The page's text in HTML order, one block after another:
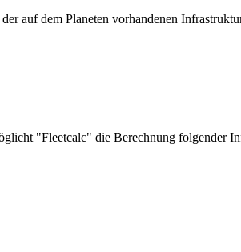
auf dem Planeten vorhandenen
"Fleetcalc" die Berechnung folgender